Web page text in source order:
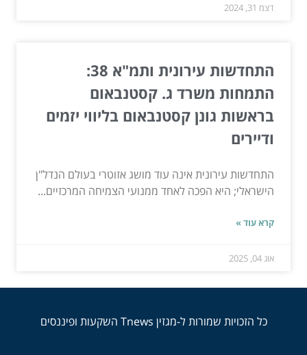
דצמ 31, 2024
התחדשות עירונית ותמ"א 38:
התמחות משרד ג. קסטנבאום
בראשות גונן קסטנבאום בליווי יזמים
ודיירים
התחדשות עירונית אינה עוד מושג אזוטרי בעולם הנדל"ן
הישראלי; היא הפכה לאחד ממנועי הצמיחה המרכזיים...
קרא עוד »
אוג 04, 2025
כל הזכויות שמורות ל-מגזין Tnews השקעות ופיננסים